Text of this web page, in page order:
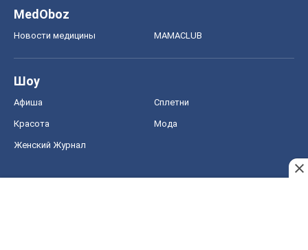
MedOboz
Новости медицины MAMACLUB
Шоу
Афиша Сплетни
Красота Мода
Женский Журнал